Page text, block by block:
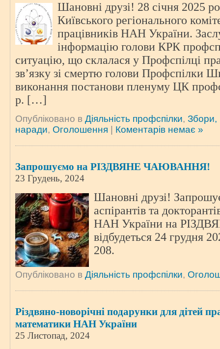
Шановні друзі! 28 січня 2025
Київського регіонального
працівників НАН України.
інформацію голови КРК
ситуацію, що склалася у Профспілці
зв’язку зі смертю голови Профспілки
виконання постанови пленуму ЦК
р. […]
Опубліковано в Діяльність профспілки, Збори,
наради, Оголошення Коментарів немає »
Запрошуємо на РІЗДВЯНЕ ЧАЮВАННЯ!
23 Грудень, 2024
Шановні друзі!
аспірантів та
НАН України на
відбудеться 24 грудня
208.
Опубліковано в Діяльність профспілки,
Різдвяно-новорічні подарунки для дітей
математики НАН України
25 Листопад, 2024